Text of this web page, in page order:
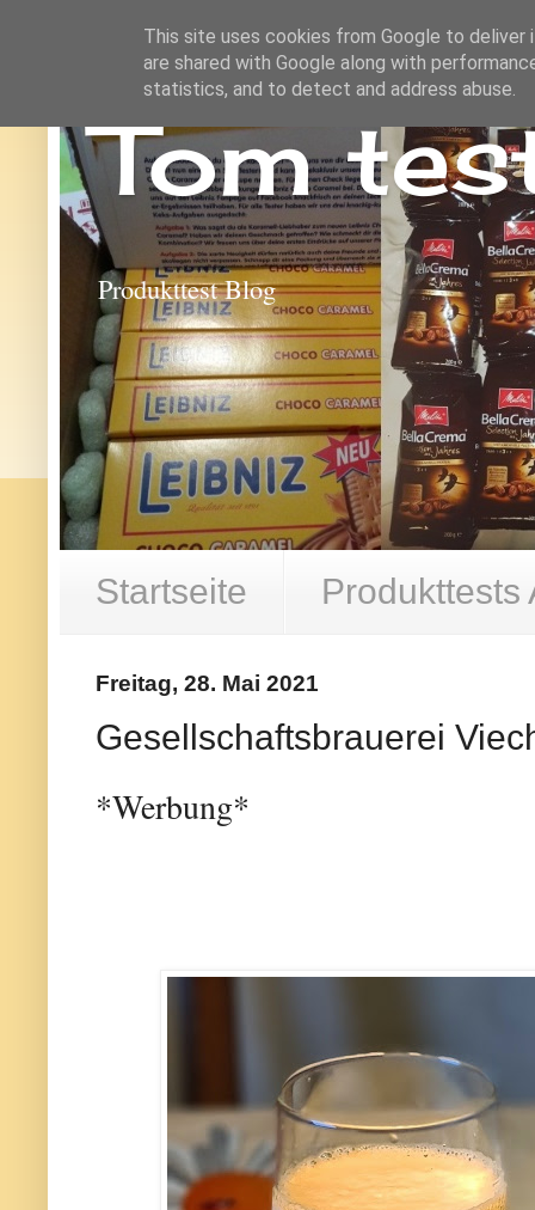
Tom
Produkttest Blog
Startseite Produkttests
Freitag, 28. Mai 2021
Gesellschaftsbrauerei
*Werbung*
This site uses cookies from Google to deliver
are shared with Google along with
statistics, and to detect and address abuse.